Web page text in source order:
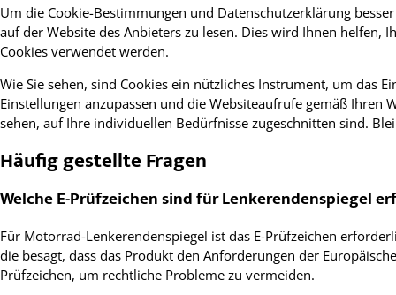
Um die Cookie-Bestimmungen und Datenschutzerklärung
auf der Website des Anbieters zu lesen. Dies wird Ihnen helfen,
Cookies verwendet werden.
Wie Sie sehen, sind Cookies ein nützliches Instrument, um das
Einstellungen anzupassen und die Websiteaufrufe gemäß Ihren
sehen, auf Ihre individuellen Bedürfnisse zugeschnitten sind.
Häufig gestellte Fragen
Welche E-Prüfzeichen sind für Lenkerendenspiegel
Für Motorrad-Lenkerendenspiegel ist das E-Prüfzeichen
die besagt, dass das Produkt den Anforderungen der
Prüfzeichen, um rechtliche Probleme zu vermeiden.